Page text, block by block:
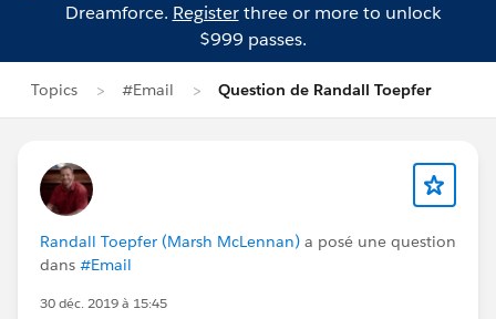
Dreamforce. Registerthree or more to unlock
$999 passes.
Topics #Email Question de Randall Toepfer
Randall Toepfer (Marsh McLennan) a posé une question
dans #Email
30 déc. 2019 à 15:45